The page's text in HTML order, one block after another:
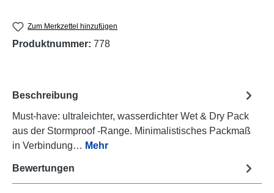
Zum Merkzettel hinzufügen
Produktnummer: 778
Beschreibung
Must-have: ultraleichter, wasserdichter Wet & Dry Pack
aus der Stormproof -Range. Minimalistisches Packmaß
in Verbindung… Mehr
Bewertungen